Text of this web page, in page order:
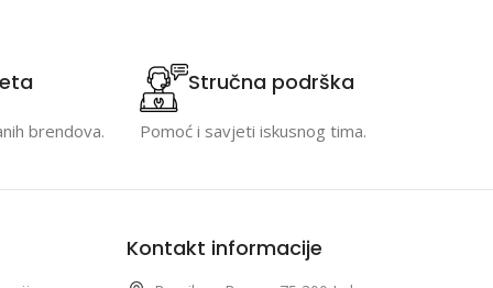
brendova.
Stručna podrška
Pomoć i savjeti iskusnog tima.
Kontakt informacije